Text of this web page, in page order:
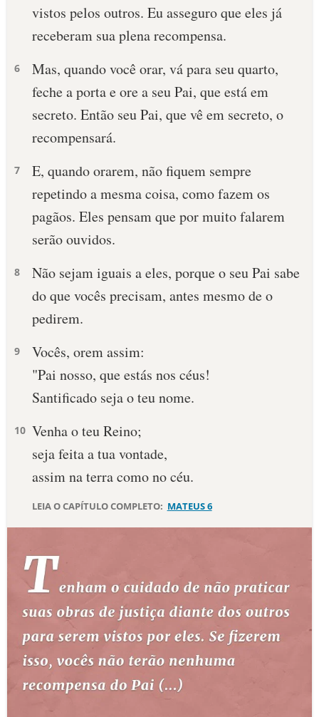
vistos pelos outros. Eu asseguro que eles já
receberam sua plena recompensa.
6
Mas, quando você orar, vá para seu quarto,
feche a porta e ore a seu Pai, que está em
secreto. Então seu Pai, que vê em secreto, o
recompensará.
7
E, quando orarem, não fiquem sempre
repetindo a mesma coisa, como fazem os
pagãos. Eles pensam que por muito falarem
serão ouvidos.
8
Não sejam iguais a eles, porque o seu Pai sabe
do que vocês precisam, antes mesmo de o
pedirem.
9
Vocês, orem assim:
"Pai nosso, que estás nos céus!
Santificado seja o teu nome.
10 Venha o teu Reino;
seja feita a tua vontade,
assim na terra como no céu.
LEIA O CAPÍTULO COMPLETO: MATEUS 6